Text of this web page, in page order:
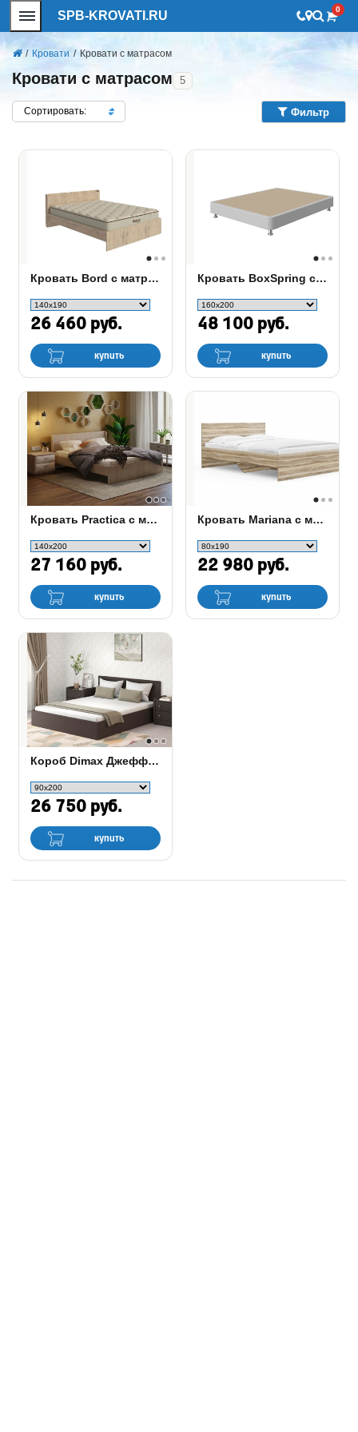
SPB-KROVATI.RU 0
/ Кровати / Кровати с матрасом
Кровати с матрасом 5
Сортировать: Фильтр
Кровать Bord с матрасом Flow Easy M
26 460 руб.
купить
Кровать BoxSpring с матрасом Classic Adaptive F/P
48 100 руб.
купить
Кровать Practica c матрасом Flex Basic M
27 160 руб.
купить
Кровать Mariana с матрасом Сонум Flex Soft
22 980 руб.
купить
Короб Dimax Джеффер с матрасом Dimax Оптима софт
26 750 руб.
купить